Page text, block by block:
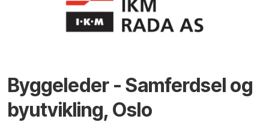
Byggeleder - Samferdsel og
byutvikling, Oslo